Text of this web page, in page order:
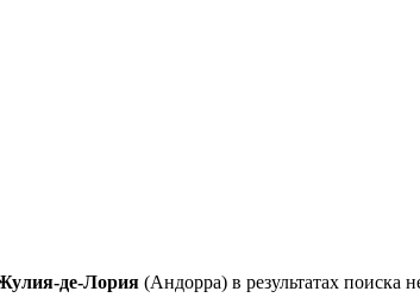
де-Лория (Андорра) в результатах поиска